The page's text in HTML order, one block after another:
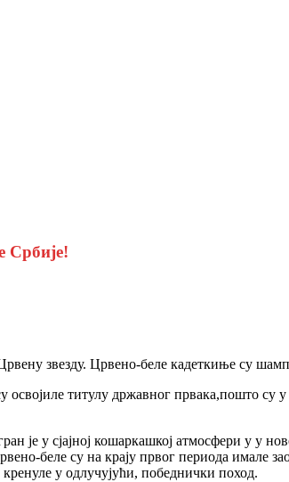
Србије!
звезду. Црвено-беле кадеткиње су
освојиле титулу државног првака,пошто
је у сјајној кошаркашкој атмосфери у у
беле су на крају првог периода имале
у одлучујући, победнички поход.